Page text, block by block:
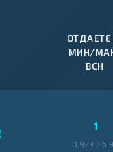
ОТДАЕТЕ
МИН/
BCH
1
0,929 /